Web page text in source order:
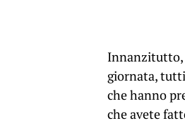
Innanzitutto,
giornata,
che hanno
che avete